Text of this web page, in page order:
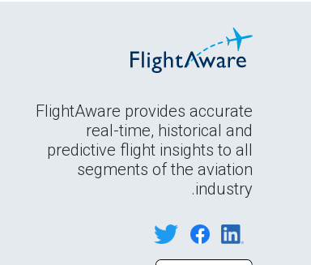
FlightAware provides accurate
real-time, historical and
predictive flight insights to all
segments of the aviation
industry.